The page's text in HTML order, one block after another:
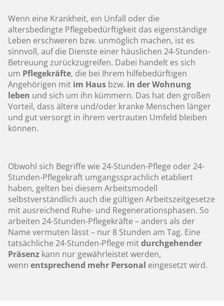
Wenn eine Krankheit, ein Unfall oder die
altersbedingte Pflegebedürftigkeit das eigenständige
Leben erschweren bzw. unmöglich machen, ist es
sinnvoll, auf die Dienste einer häuslichen 24-Stunden-
Betreuung zurückzugreifen. Dabei handelt es sich
um Pflegekräfte, die bei Ihrem hilfebedürftigen
Angehörigen mit im Haus bzw. in der Wohnung
leben und sich um ihn kümmern. Das hat den großen
Vorteil, dass ältere und/oder kranke Menschen länger
und gut versorgt in ihrem vertrauten Umfeld bleiben
können.
Obwohl sich Begriffe wie 24-Stunden-Pflege oder 24-
Stunden-Pflegekraft umgangssprachlich etabliert
haben, gelten bei diesem Arbeitsmodell
selbstverständlich auch die gültigen Arbeitszeitgesetze
mit ausreichend Ruhe- und Regenerationsphasen. So
arbeiten 24-Stunden-Pflegekräfte – anders als der
Name vermuten lässt – nur 8 Stunden am Tag. Eine
tatsächliche 24-Stunden-Pflege mitdurchgehender
Präsenz kann nur gewährleistet werden,
wenn entsprechend mehr Personal eingesetzt wird.